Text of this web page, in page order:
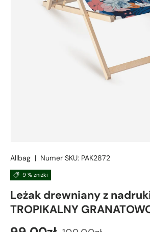
Allbag | Numer SKU: PAK2872
9 % zniżki
Leżak drewniany z
TROPIKALNY